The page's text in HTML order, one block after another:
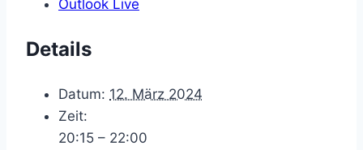
Outlook Live
Details
Datum: 12. März 2024
Zeit:
20:15 – 22:00